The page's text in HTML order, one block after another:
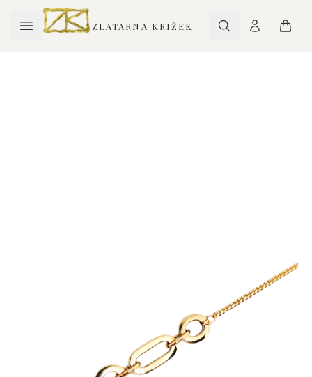
ZLATARNA KRIŽEK